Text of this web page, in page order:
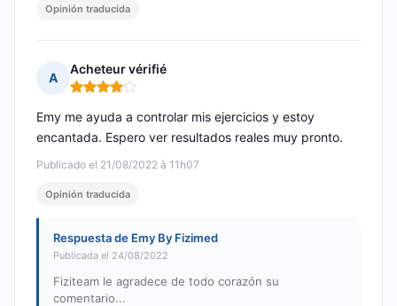
Opinión traducida
A
Acheteur vérifié
Nota: 4 de 5
Publicado el 21/08/2022 à 11h07
Emy me ayuda a controlar mis ejercicios y estoy
encantada. Espero ver resultados reales muy pronto.
Opinión traducida
Respuesta de Emy By Fizimed
Publicada el 24/08/2022
Fiziteam le agradece de todo corazón su
comentario...